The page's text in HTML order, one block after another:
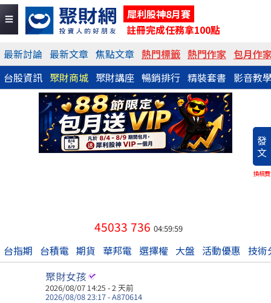
犀利股神8月賽
註冊完成任務拿100點
最新討論 最新文章 焦點文章 熱門標籤 熱門作家 包月作
台股資訊 聚財商城 聚財講座 暢銷排行 精裝套書 影音教
發
文
換稿費
45033 736 04:59:59
台指期 台積電 期貨 華邦電 選擇權 大盤 活動優惠 技術
聚財女孩
2026/08/07 14:25 - 2 天前
2026/08/08 23:17 - A870614